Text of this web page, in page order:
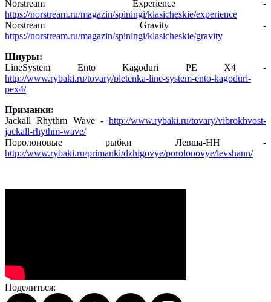
Norstream Experience -
https://norstream.ru/magazin/spiningi/klasicheskie/experience
Norstream Gravity -
https://norstream.ru/magazin/spiningi/klasicheskie/gravity
Шнуры:
LineSystem Ento Kagoduri PE X4 -
http://www.rybaki.ru/tovary/pletenka-line-system-ento-kagoduri-
pex4/
Приманки:
Jackall Rhythm Wave - http://www.rybaki.ru/tovary/vibrokhvost-
jackall-rhythm-wave/
Поролоновые рыбки Левша-НН -
http://www.rybaki.ru/primanki/dzhigovye/porolonovye/levshann/
Поделиться: